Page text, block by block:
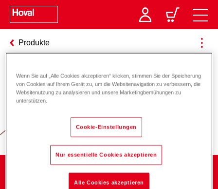
Produkte
Verantwortung für Energie und
Wenn Sie auf „Alle Cookies akzeptieren“ klicken, stimmen Sie der Speicherung
von Cookies auf Ihrem Gerät zu, um die Websitenavigation zu verbessern, die
Websitenutzung zu analysieren und unsere Marketingbemühungen zu
unterstützen.
Cookie-Einstellungen
Nur essentielle Cookies akzeptieren
Alle Cookies akzeptieren